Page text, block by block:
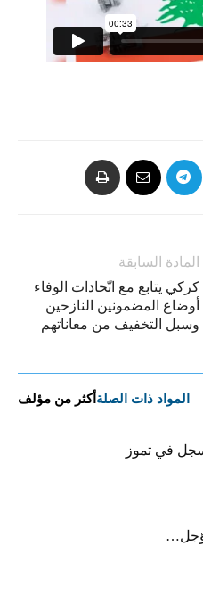
المادة السابقة
كركي يتابع مع اتّحادات الوفاء
أوضاع المضمونين النازحين
وسبل التخفيف من معاناتهم
المواد ذات الصلة أكثر من مؤلف
تسجل في تموز
مؤجل…